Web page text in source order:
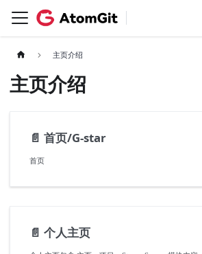
主页介绍
主页介绍
📄️ 首页/G-star
首页
📄️ 个人主页